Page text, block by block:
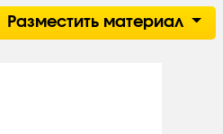
Разместить материал